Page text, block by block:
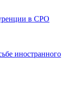
в СРО
иностранного